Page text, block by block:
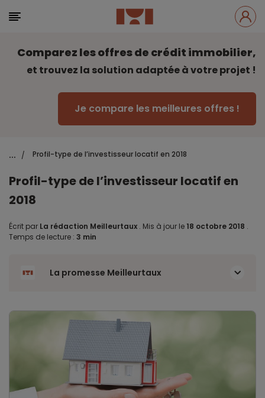
Comparez les offres de crédit immobilier,
et trouvez la solution adaptée à votre projet !
Je compare les meilleures offres !
... / Profil-type de l’investisseur locatif en 2018
Profil-type de l’investisseur locatif en
2018
Écrit par La rédaction Meilleurtaux . Mis à jour le 18 octobre 2018 .
Temps de lecture : 3 min
La promesse Meilleurtaux